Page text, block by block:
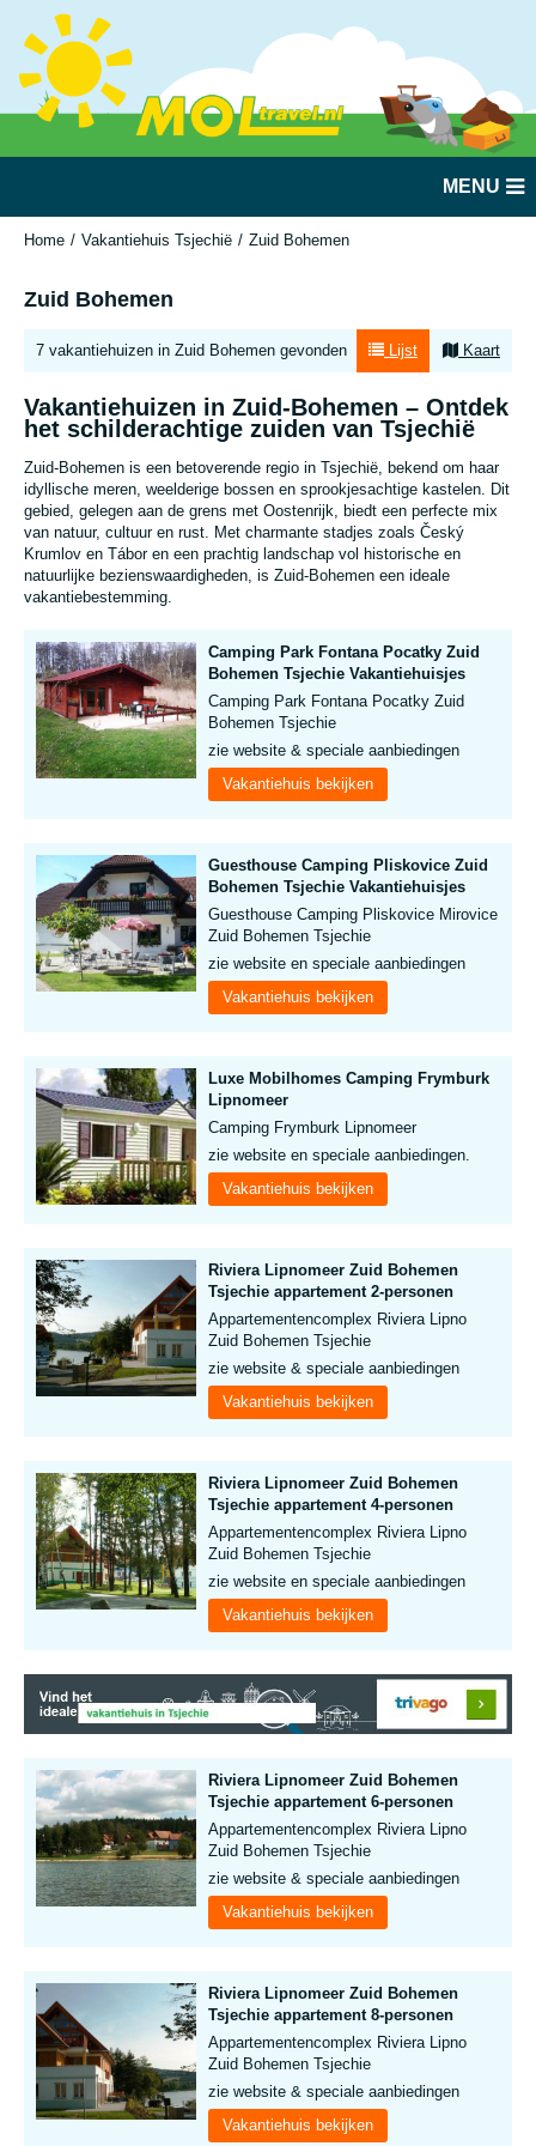
MENU
Home Vakantiehuis Tsjechië Zuid Bohemen
Zuid Bohemen
7 vakantiehuizen in Zuid Bohemen gevonden Lijst Kaart
Vakantiehuizen in Zuid-Bohemen – Ontdek
het schilderachtige zuiden van Tsjechië
Zuid-Bohemen is een betoverende regio in Tsjechië, bekend om haar
idyllische meren, weelderige bossen en sprookjesachtige kastelen. Dit
gebied, gelegen aan de grens met Oostenrijk, biedt een perfecte mix
van natuur, cultuur en rust. Met charmante stadjes zoals Český
Krumlov en Tábor en een prachtig landschap vol historische en
natuurlijke bezienswaardigheden, is Zuid-Bohemen een ideale
vakantiebestemming.
Camping Park Fontana Pocatky Zuid
Bohemen Tsjechie Vakantiehuisjes
Camping Park Fontana Pocatky Zuid
Bohemen Tsjechie
zie website & speciale aanbiedingen
Vakantiehuis bekijken
Guesthouse Camping Pliskovice Zuid
Bohemen Tsjechie Vakantiehuisjes
Guesthouse Camping Pliskovice Mirovice
Zuid Bohemen Tsjechie
zie website en speciale aanbiedingen
Vakantiehuis bekijken
Luxe Mobilhomes Camping Frymburk
Lipnomeer
Camping Frymburk Lipnomeer
zie website en speciale aanbiedingen.
Vakantiehuis bekijken
Riviera Lipnomeer Zuid Bohemen
Tsjechie appartement 2-personen
Appartementencomplex Riviera Lipno
Zuid Bohemen Tsjechie
zie website & speciale aanbiedingen
Vakantiehuis bekijken
Riviera Lipnomeer Zuid Bohemen
Tsjechie appartement 4-personen
Appartementencomplex Riviera Lipno
Zuid Bohemen Tsjechie
zie website en speciale aanbiedingen
Vakantiehuis bekijken
Riviera Lipnomeer Zuid Bohemen
Tsjechie appartement 6-personen
Appartementencomplex Riviera Lipno
Zuid Bohemen Tsjechie
zie website & speciale aanbiedingen
Vakantiehuis bekijken
Riviera Lipnomeer Zuid Bohemen
Tsjechie appartement 8-personen
Appartementencomplex Riviera Lipno
Zuid Bohemen Tsjechie
zie website & speciale aanbiedingen
Vakantiehuis bekijken